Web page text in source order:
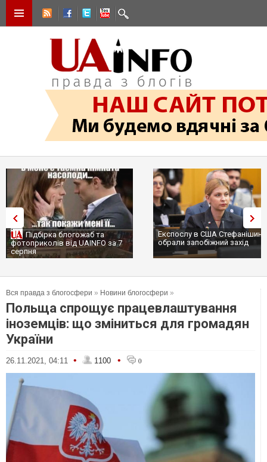
Експослу в США Стефанішиній
обрали запобіжний захід
Трамп не передасть Україні
сотні ракет до Patriot, бо у
Вся правда з блогосфери » Новини блогосфери »
Польща спрощує працевлаштування
іноземців: що зміниться для громадян
України
26.11.2021, 04:11 • 1100 • 0